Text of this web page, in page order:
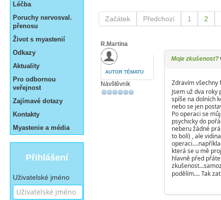
Léčba
Poruchy nervosval.
přenosu
Život s myastenií
Odkazy
Aktuality
Pro odbornou
veřejnost
Zajímavé dotazy
Kontakty
Myastenie a média
Přihlášení
Uživatelské jméno
Začátek Předchozí 1 2
R.Martina
AUTOR TÉMATU
Návštěvník
Moje zkušenost?
Zdravím všechny
Jsem už dva
spíše na dolních
nebo se jen
Po operaci se
psychicky do
neberu žádné
to bolí) , ale
která se u mě
hlavně před
podělím.... Tak